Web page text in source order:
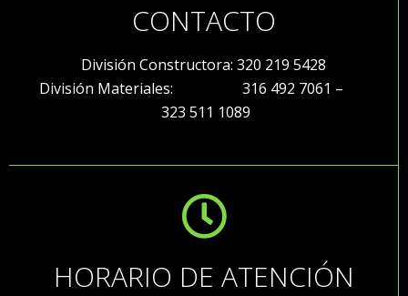
CONTACTO
División Constructora: 320 219 5428
División Materiales: 316 492 7061 –
323 511 1089
HORARIO DE ATENCIÓN